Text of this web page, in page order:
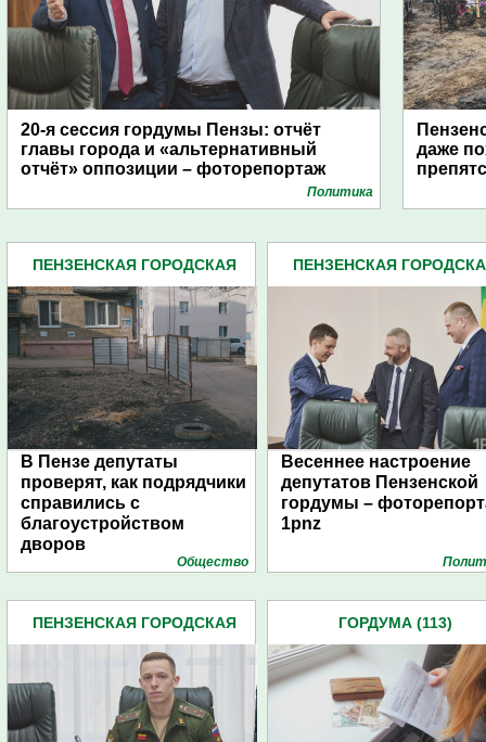
20-я сессия гордумы Пензы: отчёт
главы города и «альтернативный
отчёт» оппозиции – фоторепортаж
Политика
даже
ПЕНЗЕНСКАЯ ГОРОДСКАЯ
В Пензе депутаты
проверят, как подрядчики
справились с
благоустройством
дворов
Общество
ПЕНЗЕНСКАЯ
Весеннее настроение
депутатов Пензенской
гордумы –
1pnz
ПЕНЗЕНСКАЯ ГОРОДСКАЯ
ГОРДУМА (113)